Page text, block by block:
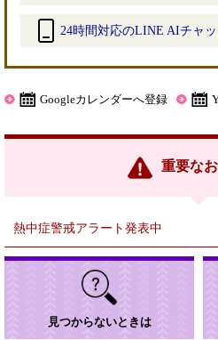
24時間対応のLINE AIチャ
部 Googleカレンダーへ登録
重要な
熱中症警戒アラート発表中
見つからないときは